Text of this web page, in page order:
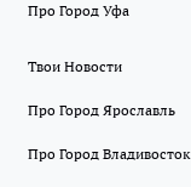
Про Город Уфа
Твои Новости
Про Город Ярославль
Про Город Владивосток